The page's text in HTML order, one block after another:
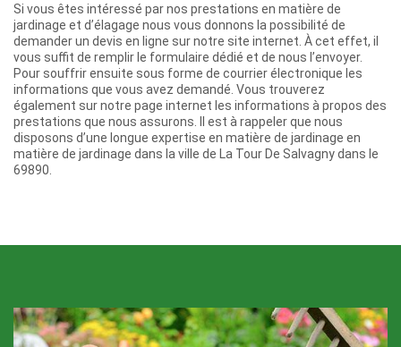
Si vous êtes intéressé par nos prestations en matière de
jardinage et d’élagage nous vous donnons la possibilité de
demander un devis en ligne sur notre site internet. À cet effet, il
vous suffit de remplir le formulaire dédié et de nous l’envoyer.
Pour souffrir ensuite sous forme de courrier électronique les
informations que vous avez demandé. Vous trouverez
également sur notre page internet les informations à propos des
prestations que nous assurons. Il est à rappeler que nous
disposons d’une longue expertise en matière de jardinage en
matière de jardinage dans la ville de La Tour De Salvagny dans le
69890.